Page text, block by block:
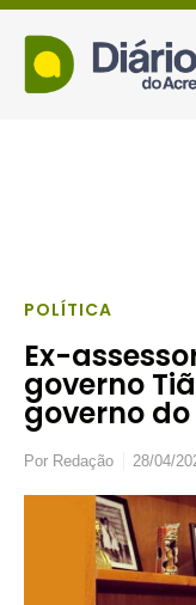
POLÍTICA
Ex-
governo
governo
Por Redação 28/04/